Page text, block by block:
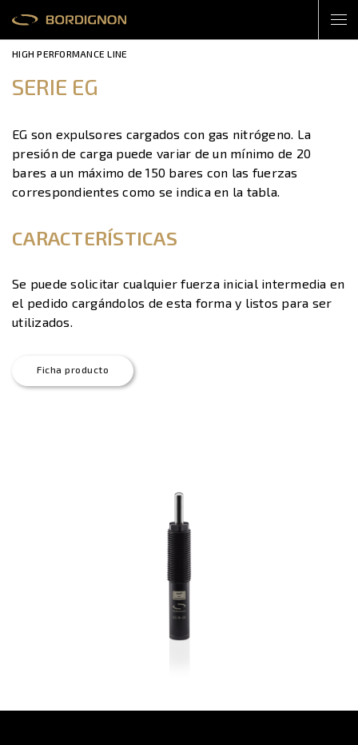
HIGH PERFORMANCE LINE
SERIE EG
EG son expulsores cargados con gas nitrógeno. La
presión de carga puede variar de un mínimo de 20
bares a un máximo de 150 bares con las fuerzas
correspondientes como se indica en la tabla.
CARACTERÍSTICAS
Se puede solicitar cualquier fuerza inicial intermedia en
el pedido cargándolos de esta forma y listos para ser
utilizados.
Ficha producto